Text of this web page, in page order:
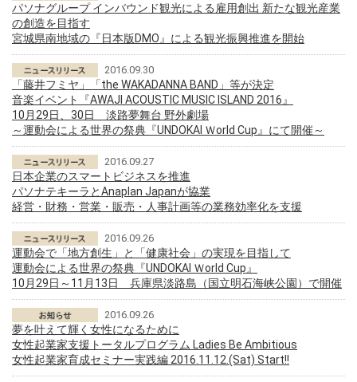
パソナグループ インバウンド観光による雇用創出 新たな観光産業
の創造を目指す
宮城県南地域の『日本版DMO』による観光振興推進を開始
2016.09.30
「藤井フミヤ」「the WAKADANNA BAND」等が決定
音楽イベント『AWAJI ACOUSTIC MUSIC ISLAND 2016』
10月29日、30日 淡路夢舞台 野外劇場
～運動会による世界の祭典『UNDOKAI Ｗorld Cup』にて開催～
2016.09.27
日本企業のスマートビジネスを推進
パソナテキーラとAnaplan Japanが協業
経営・財務・営業・販売・人事計画等の業務効率化を支援
2016.09.26
運動会で「地方創生」と「健康社会」の実現を目指して
運動会による世界の祭典『UNDOKAI Ｗorld Cup』
10月29日～11月13日 兵庫県淡路島（国立明石海峡公園）で開催
2016.09.26
夢を叶えて輝く女性になるために
女性起業家支援トータルプログラム Ladies Be Ambitious
女性起業家育成セミナー実践編 2016.11.12.(Sat) Start!!